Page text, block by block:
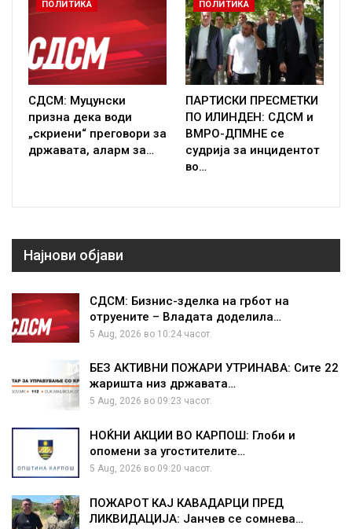
ПОЛИТИКА
СДСМ: Муцунски
призна дека води
„скриени“ преговори за
државата, аларм за…
ПОЛИТИКА
ПАРТИСКИ ПРЕСМЕТКИ
ПО ИЛИНДЕН: СДСМ и
ВМРО-ДПМНЕ се
судрија за инцидентот
во…
Најнови објави
СДСМ: Бизнис-зделка на грбот на
отруените – Владата доделила…
5 Aug, 2026 во 10:24 часот.
БЕЗ АКТИВНИ ПОЖАРИ УТРИНАВА: Сите 22
жаришта низ државата…
5 Aug, 2026 во 09:23 часот.
НОЌНИ АКЦИИ ВО КАРПОШ: Глоби и
опомени за угостителите…
5 Aug, 2026 во 09:20 часот.
ПОЖАРОТ КАЈ КАВАДАРЦИ ПРЕД
ЛИКВИДАЦИЈА: Јанчев се сомнева…